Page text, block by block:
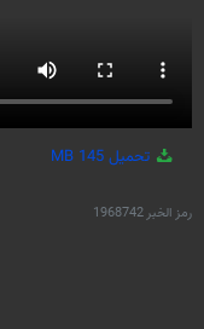
تحميل 145 MB
رمز الخبر1968742